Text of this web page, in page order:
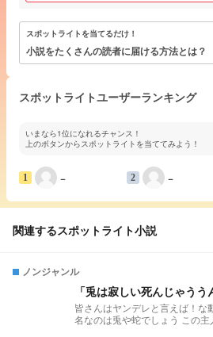
スポットライトを当てるだけ！
小説をたくさんの読者に届ける方法とは？
スポットライトユーザーランキング
いまなら1位になれるチャンス！
上のボタンからスポットライトを当ててみよう！
1 − 2 −
関連するスポットライト小説
ノンジャンル
「兎は寂しい死んじゃうう
皆さんはヤンデレと言えば！
名なのは兎や蛇でしょう この